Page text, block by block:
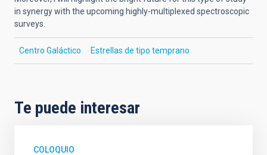
in synergy with the upcoming highly-multiplexed spectroscopic
surveys.
Centro Galáctico Estrellas de tipo temprano
Te puede interesar
COLOQUIO